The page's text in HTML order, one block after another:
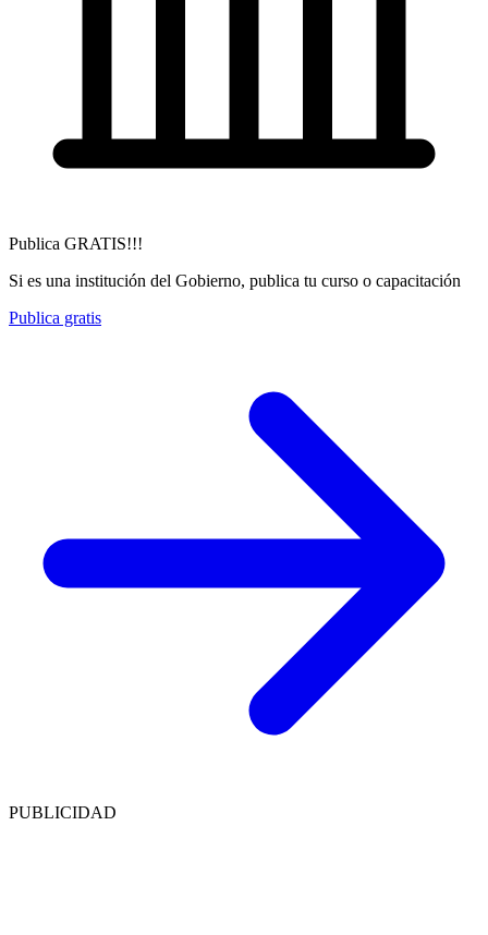
Publica GRATIS!!!
Si es una institución del Gobierno, publica tu curso o capacitación
Publica gratis
PUBLICIDAD